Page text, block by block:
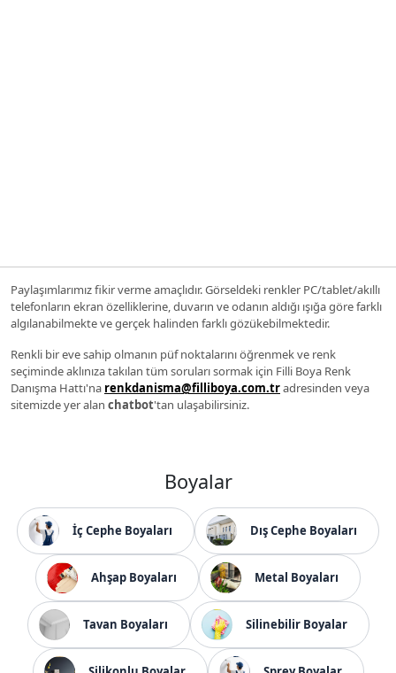
Paylaşımlarımız fikir verme amaçlıdır. Görseldeki renkler PC/tablet/akıllı
telefonların ekran özelliklerine, duvarın ve odanın aldığı ışığa göre farklı
algılanabilmekte ve gerçek halinden farklı gözükebilmektedir.
Renkli bir eve sahip olmanın püf noktalarını öğrenmek ve renk
seçiminde aklınıza takılan tüm soruları sormak için Filli Boya Renk
Danışma Hattı'na renkdanisma@filliboya.com.tradresinden veya
sitemizde yer alan chatbot'tan ulaşabilirsiniz.
Boyalar
İç Cephe Boyaları Dış Cephe Boyaları
Ahşap Boyaları Metal Boyaları
Tavan Boyaları Silinebilir Boyalar